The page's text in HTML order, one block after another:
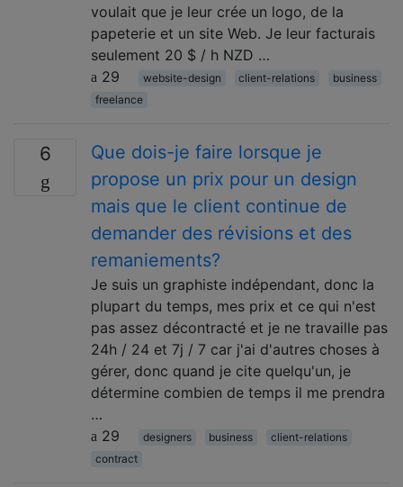
voulait que je leur crée un logo, de la
papeterie et un site Web. Je leur facturais
seulement 20 $ / h NZD …
29
website-design client-relations
business
freelance
6
Que dois-je faire lorsque je
propose un prix pour un design
mais que le client continue de
demander des révisions et des
remaniements?
Je suis un graphiste indépendant, donc la
plupart du temps, mes prix et ce qui n'est
pas assez décontracté et je ne travaille pas
24h / 24 et 7j / 7 car j'ai d'autres choses à
gérer, donc quand je cite quelqu'un, je
détermine combien de temps il me prendra
…
29
designers business
client-relations
contract